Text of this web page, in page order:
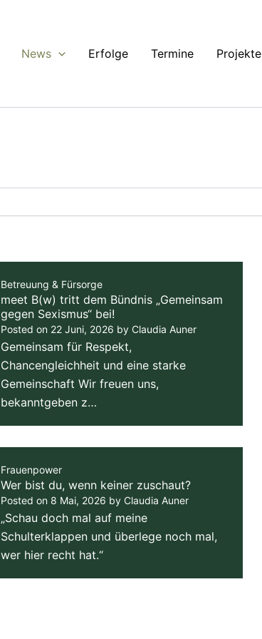
News Erfolge Termine Projekte
Betreuung & Fürsorge
meet B(w) tritt dem Bündnis „Gemeinsam
gegen Sexismus“ bei!
Posted on 22 Juni, 2026 by Claudia Auner
Gemeinsam für Respekt,
Chancengleichheit und eine starke
Gemeinschaft Wir freuen uns,
bekanntgeben z…
Frauenpower
Wer bist du, wenn keiner zuschaut?
Posted on 8 Mai, 2026 by Claudia Auner
„Schau doch mal auf meine
Schulterklappen und überlege noch mal,
wer hier recht hat.“